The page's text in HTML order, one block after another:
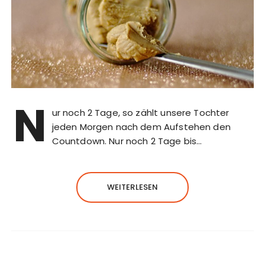
N
ur noch 2 Tage, so zählt unsere Tochter
jeden Morgen nach dem Aufstehen den
Countdown. Nur noch 2 Tage bis…
WEITERLESEN